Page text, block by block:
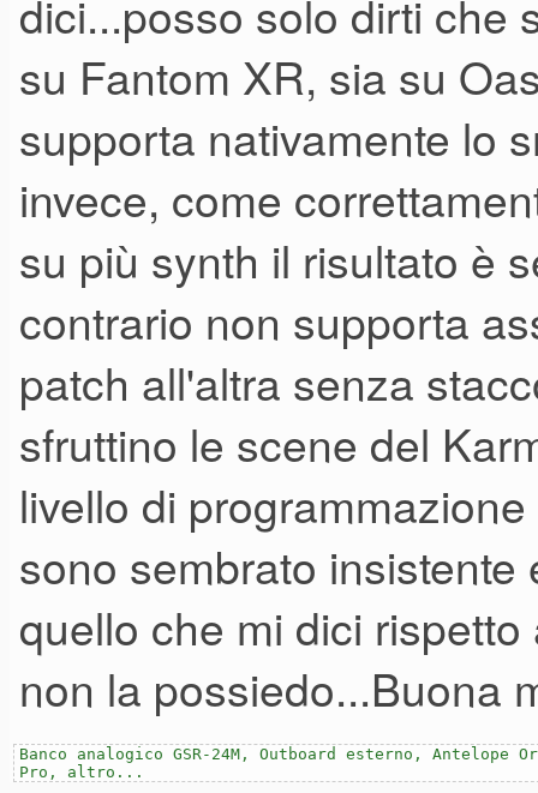
dici...posso solo dirti che
su Fantom XR, sia su
supporta nativamente lo
invece, come
su più synth il risultato è
contrario non supporta
patch all'altra senza
sfruttino le scene del
livello di
sono sembrato
quello che mi dici
non la possiedo...Buona
Banco analogico GSR-24M, Outboard esterno, Antelope
Pro, altro...